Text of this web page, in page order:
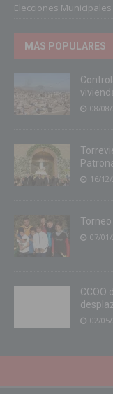
Elecciones
MÁS POPULARES
08/
16/
07/
CCOO
02/